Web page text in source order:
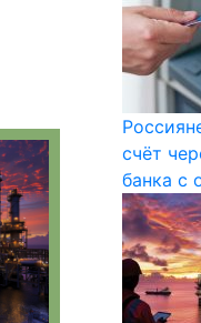
счёт
банка с